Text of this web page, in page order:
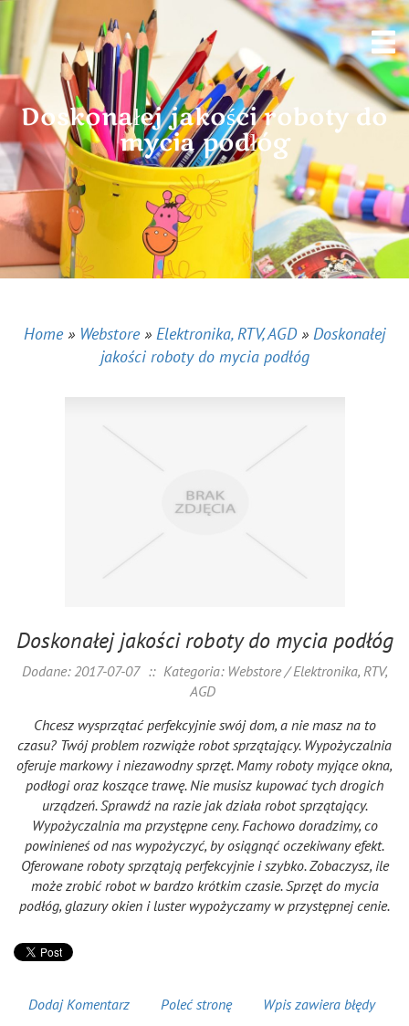
Doskonałej jakości roboty do
mycia podłóg
Home» Webstore» Elektronika, RTV, AGD» Doskonałej
jakości roboty do mycia podłóg
Doskonałej jakości roboty do mycia podłóg
Dodane: 2017-07-07 :: Kategoria: Webstore / Elektronika, RTV,
AGD
Chcesz wysprzątać perfekcyjnie swój dom, a nie masz na to
czasu? Twój problem rozwiąże robot sprzątający. Wypożyczalnia
oferuje markowy i niezawodny sprzęt. Mamy roboty myjące okna,
podłogi oraz koszące trawę. Nie musisz kupować tych drogich
urządzeń. Sprawdź na razie jak działa robot sprzątający.
Wypożyczalnia ma przystępne ceny. Fachowo doradzimy, co
powinieneś od nas wypożyczyć, by osiągnąć oczekiwany efekt.
Oferowane roboty sprzątają perfekcyjnie i szybko. Zobaczysz, ile
może zrobić robot w bardzo krótkim czasie. Sprzęt do mycia
podłóg, glazury okien i luster wypożyczamy w przystępnej cenie.
Dodaj Komentarz Poleć stronę Wpis zawiera błędy